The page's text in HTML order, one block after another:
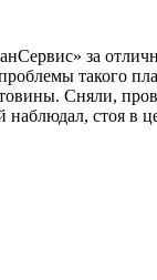
за
такого
Сняли,
наблюдал, стоя